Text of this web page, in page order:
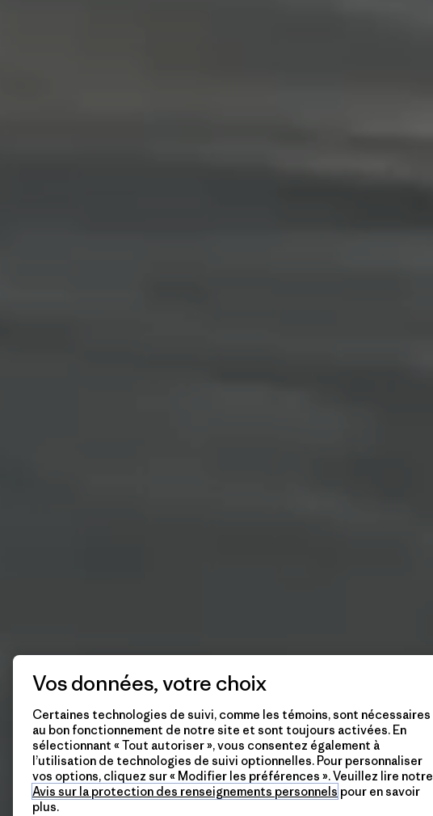
Vos données, votre choix
Certaines technologies de suivi, comme les témoins, sont nécessaires
au bon fonctionnement de notre site et sont toujours activées. En
sélectionnant « Tout autoriser », vous consentez également à
l’utilisation de technologies de suivi optionnelles. Pour personnaliser
vos options, cliquez sur « Modifier les préférences ». Veuillez lire notre
Avis sur la protection des renseignements personnels pour en savoir
plus.